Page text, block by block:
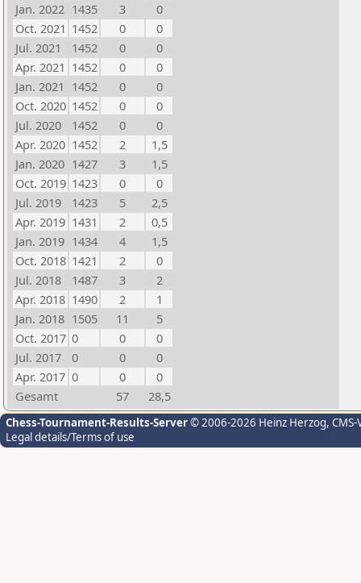
Jan. 2022 1435 3
0
Oct. 2021 1452 0
0
Jul. 2021
1452 0
0
Apr. 2021 1452 0
0
Jan. 2021 1452 0
0
Oct. 2020 1452 0
0
Jul. 2020
1452 0
0
Apr. 2020 1452 2
1,5
Jan. 2020 1427 3
1,5
Oct. 2019 1423 0
0
Jul. 2019
1423 5
2,5
Apr. 2019 1431 2
0,5
Jan. 2019 1434 4
1,5
Oct. 2018 1421 2
0
Jul. 2018
1487 3
2
Apr. 2018 1490 2
1
Jan. 2018 1505 11
5
Oct. 2017 0 0
0
Jul. 2017
0 0
0
Apr. 2017 0 0
0
Gesamt
57 28,5
Chess-Tournament-Results-Server© 2006-2026 Heinz Herzog,
Legal details/Terms of use